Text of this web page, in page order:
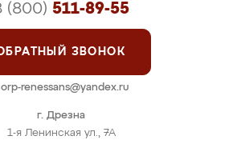
г. Дрезна
1-я Ленинская ул., 7А
(800) 511-89-55
ЗВОНОК
renessans@yandex.ru